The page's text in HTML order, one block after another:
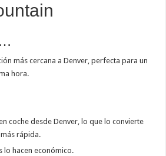
más cercana a Denver, perfecta para un
hora.
coche desde Denver, lo que lo convierte
rápida.
lo hacen económico.